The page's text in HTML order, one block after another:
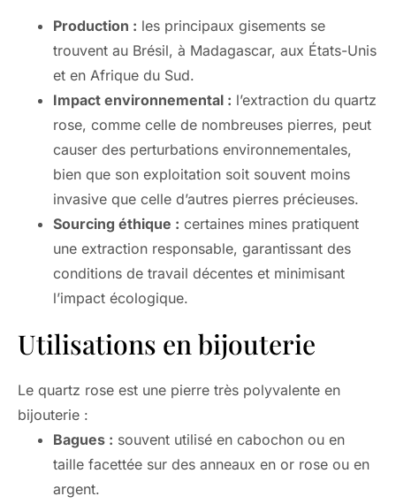
Production : les principaux gisements se
trouvent au Brésil, à Madagascar, aux États-Unis
et en Afrique du Sud.
Impact environnemental : l’extraction du quartz
rose, comme celle de nombreuses pierres, peut
causer des perturbations environnementales,
bien que son exploitation soit souvent moins
invasive que celle d’autres pierres précieuses.
Sourcing éthique : certaines mines pratiquent
une extraction responsable, garantissant des
conditions de travail décentes et minimisant
l’impact écologique.
Utilisations en bijouterie
Le quartz rose est une pierre très polyvalente en
bijouterie :
Bagues : souvent utilisé en cabochon ou en
taille facettée sur des anneaux en or rose ou en
argent.